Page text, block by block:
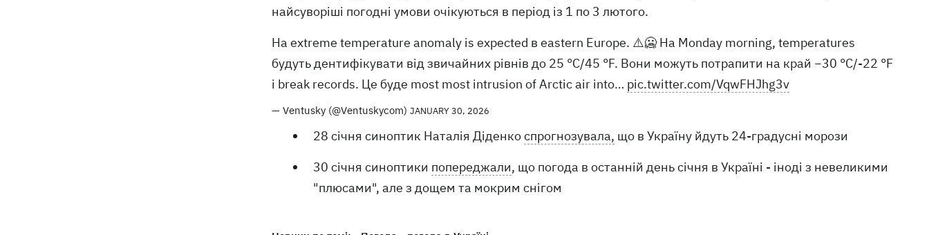
найсуворіші погодні умови очікуються в період із 1 по 3 лютого.
На extreme temperature anomaly is expected в eastern Europe. ⚠️🥶 На Monday morning, temperatures
будуть дентифікувати від звичайних рівнів до 25 °C/45 °F. Вони можуть потрапити на край −30 °C/-22 °F
і break records. Це буде most most intrusion of Arctic air into… pic.twitter.com/VqwFHJhg3v
— Ventusky (@Ventuskycom) JANUARY 30, 2026
28 січня синоптик Наталія Діденкоспрогнозувала, що в Україну йдуть 24-градусні морози
30 січня синоптики попереджали, що погода в останній день січня в Україні - іноді з невеликими
"плюсами", але з дощем та мокрим снігом